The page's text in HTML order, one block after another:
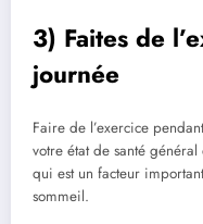
3) Faites de
journée
Faire de l’exercice
votre état de santé
qui est un facteur
sommeil.